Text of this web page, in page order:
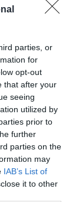
parties, or
for
opt-out
that after your
seeing
utilized by
prior to
further
parties on the
may
IAB’s List of
it to other
– Η
ψαλίδια